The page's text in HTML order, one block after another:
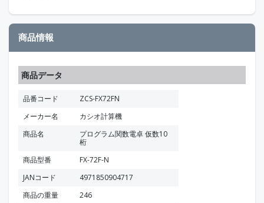
商品情報
商品データ
品番コード
ZCS-FX72FN
メーカー名
カシオ計算機
商品名
プログラム関数電卓 仮数10
桁
商品型番
FX-72F-N
JANコード
4971850904717
商品の重量
246